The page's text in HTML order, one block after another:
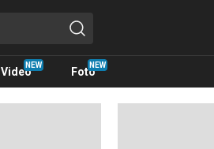
Video Foto